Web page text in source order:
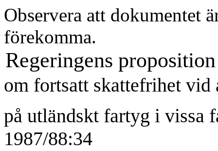
Observera att dokumentet
förekomma.
Regeringens
om fortsatt skattefrihet vid
på utländskt fartyg i vissa
1987/88:34